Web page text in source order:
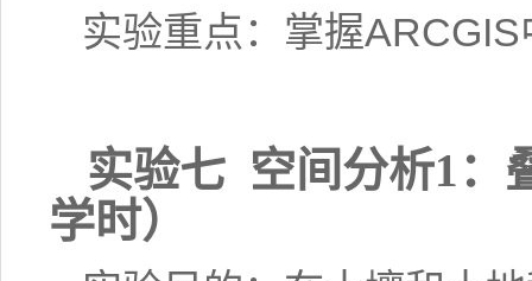
实验重点：掌握ARCGIS
实验七 空间分析1 ：
学时）